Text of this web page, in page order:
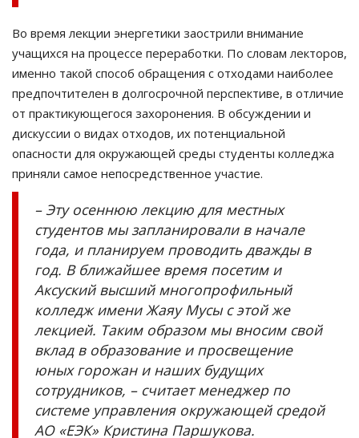
Во время лекции энергетики заострили внимание
учащихся на процессе переработки. По словам лекторов,
именно такой способ обращения с отходами наиболее
предпочтителен в долгосрочной перспективе, в отличие
от практикующегося захоронения. В обсуждении и
дискуссии о видах отходов, их потенциальной
опасности для окружающей среды студенты колледжа
приняли самое непосредственное участие.
– Эту осеннюю лекцию для местных
студентов мы запланировали в начале
года, и планируем проводить дважды в
год. В ближайшее время посетим и
Аксуский высший многопрофильный
колледж имени Жаяу Мусы с этой же
лекцией. Таким образом мы вносим свой
вклад в образование и просвещение
юных горожан и наших будущих
сотрудников, – считает менеджер по
системе управления окружающей средой
АО «ЕЭК» Кристина Паршукова.